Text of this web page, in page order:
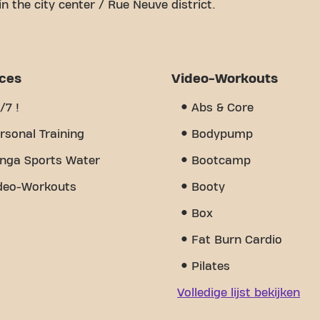
the city center / Rue Neuve district.
space is to achieving your fitness goals. With
we've created - a place where you'll find
a gym - it's the place where fitness and
7 !
Training
Sports Water
Workouts
Video-Workouts
Abs & Core
Bodypump
Bootcamp
Booty
Box
Fat Burn Cardio
Pilates
Volledige lijst bekijken